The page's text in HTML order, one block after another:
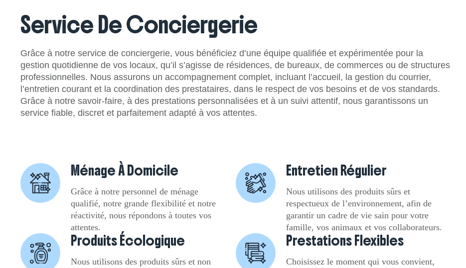
Service De Conciergerie
Grâce à notre service de conciergerie, vous bénéficiez d’une équipe qualifiée et expérimentée pour la
gestion quotidienne de vos locaux, qu’il s’agisse de résidences, de bureaux, de commerces ou de structures
professionnelles. Nous assurons un accompagnement complet, incluant l’accueil, la gestion du courrier,
l’entretien courant et la coordination des prestataires, dans le respect de vos besoins et de vos standards.
Grâce à notre savoir-faire, à des prestations personnalisées et à un suivi attentif, nous garantissons un
service fiable, discret et parfaitement adapté à vos attentes.
Ménage À Domicile
Grâce à notre personnel de ménage
qualifié, notre grande flexibilité et notre
réactivité, nous répondons à toutes vos
attentes.
Entretien Régulier
Nous utilisons des produits sûrs et
respectueux de l’environnement, afin de
garantir un cadre de vie sain pour votre
famille, vos animaux et vos collaborateurs.
Produits Écologique
Nous utilisons des produits sûrs et non
Prestations Flexibles
Choisissez le moment qui vous convient,